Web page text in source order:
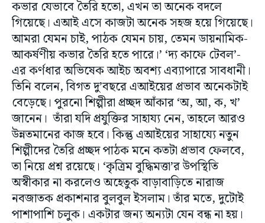
কভার যেভাবে তৈরি হতো, এখন তা অনেক বদলে
গিয়েছে। এআই এসে কাজটা অনেক সহজ হয়ে গিয়েছে।
আমরা যেমন চাই, পাঠক যেমন চায়, তেমন ডায়নামিক-
আকর্ষণীয় কভার তৈরি হতে পারে।’ ‘দ্য কাফে টেবল’-
এর কর্ণধার অভিষেক আইচ অবশ্য এব্যাপারে সাবধানী।
তিনি বলেন, বিগত দু’বছরে এআইয়ের প্রভাব অনেকটাই
বেড়েছে। পুরনো শিল্পীরা প্রচ্ছদ আঁকার ‘অ, আ, ক, খ’
জানেন। তাঁরা যদি প্রযুক্তির সাহায্য নেন, তাহলে আরও
উন্নতমানের কাজ হবে। কিন্তু এআইয়ের সাহায্যে নতুন
শিল্পীদের তৈরি প্রচ্ছদ পাঠক মনে কতটা প্রভাব ফেলবে,
তা নিয়ে প্রশ্ন রয়েছে। ‘কৃত্রিম বুদ্ধিমত্তা’র উপস্থিতি
অস্বীকার না করলেও অহেতুক বাড়াবাড়িতে নারাজ
নবজাতক প্রকাশনার বুলবুল ইসলাম। তাঁর মতে, দুটোই
পাশাপাশি চলুক। একটার জন্য অন্যটা যেন বন্ধ না হয়।